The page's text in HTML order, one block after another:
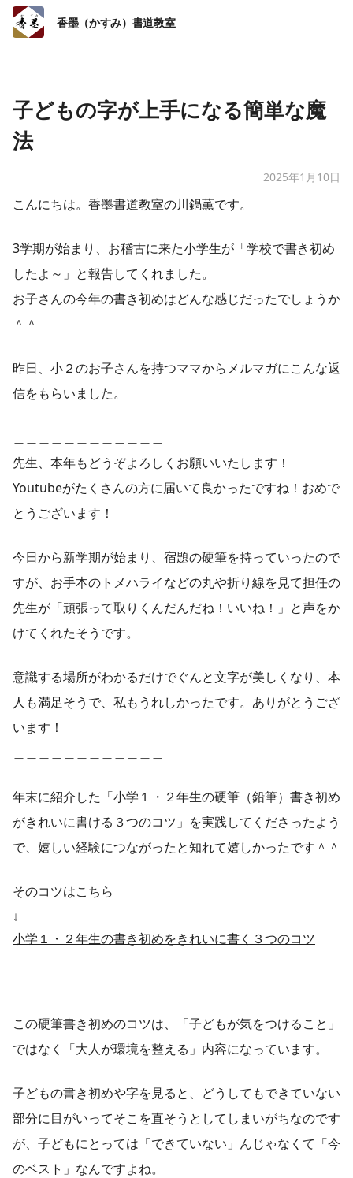
香墨（かすみ）書道教室
子どもの字が上手になる簡単な魔
法
2025年1月10日
こんにちは。香墨書道教室の川鍋薫です。
3学期が始まり、お稽古に来た小学生が「学校で書き初め
したよ～」と報告してくれました。
お子さんの今年の書き初めはどんな感じだったでしょうか
＾＾
昨日、小２のお子さんを持つママからメルマガにこんな返
信をもらいました。
先生、本年もどうぞよろしくお願いいたします！
Youtubeがたくさんの方に届いて良かったですね！おめで
とうございます！
今日から新学期が始まり、宿題の硬筆を持っていったので
すが、お手本のトメハライなどの丸や折り線を見て担任の
先生が「頑張って取りくんだんだね！いいね！」と声をか
けてくれたそうです。
意識する場所がわかるだけでぐんと文字が美しくなり、本
人も満足そうで、私もうれしかったです。ありがとうござ
います！
年末に紹介した「小学１・２年生の硬筆（鉛筆）書き初め
がきれいに書ける３つのコツ」を実践してくださったよう
で、嬉しい経験につながったと知れて嬉しかったです＾＾
そのコツはこちら
↓
小学１・２年生の書き初めをきれいに書く３つのコツ
この硬筆書き初めのコツは、「子どもが気をつけること」
ではなく「大人が環境を整える」内容になっています。
子どもの書き初めや字を見ると、どうしてもできていない
部分に目がいってそこを直そうとしてしまいがちなのです
が、子どもにとっては「できていない」んじゃなくて「今
のベスト」なんですよね。